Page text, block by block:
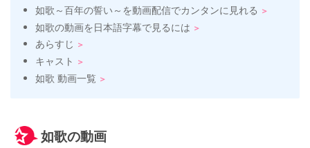
如歌～百年の誓い～を動画配信でカンタンに見れる
如歌の動画を日本語字幕で見るには
あらすじ
キャスト
如歌 動画一覧
如歌の動画